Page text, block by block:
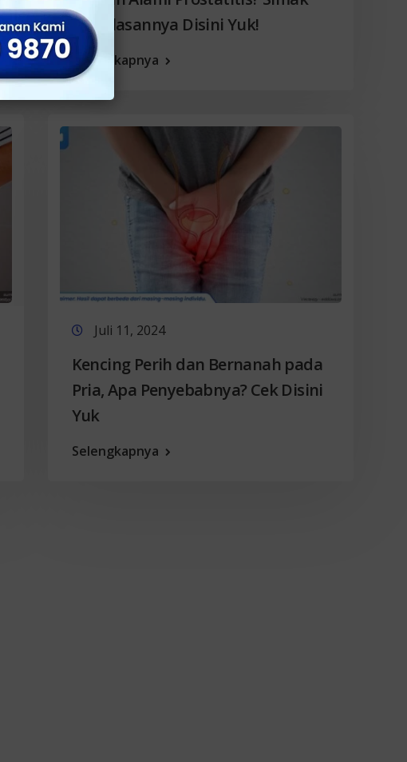
Penjelasannya Disini Yuk!
Selengkapnya
Juli 11, 2024
Kencing Perih dan Bernanah pada
Pria, Apa Penyebabnya? Cek Disini
Yuk
Selengkapnya